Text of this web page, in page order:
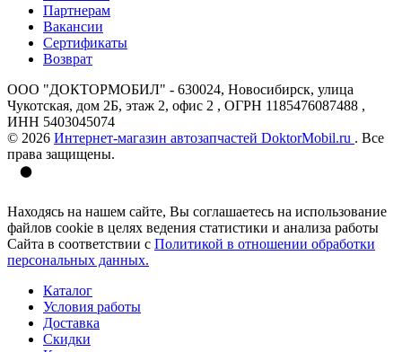
Партнерам
Вакансии
Сертификаты
Возврат
ООО "ДОКТОРМОБИЛ" - 630024, Новосибирск, улица
Чукотская, дом 2Б, этаж 2, офис 2 , ОГРН 1185476087488 ,
ИНН 5403045074
© 2026 Интернет-магазин автозапчастей DoktorMobil.ru . Все
права защищены.
Находясь на нашем сайте, Вы соглашаетесь на использование
файлов cookie в целях ведения статистики и анализа работы
Сайта в соответствии с Политикой в отношении обработки
персональных данных.
Каталог
Условия работы
Доставка
Скидки